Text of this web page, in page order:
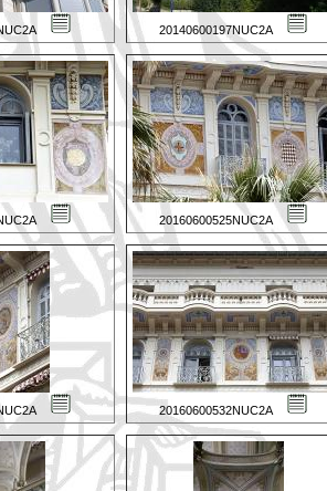
20140600197NUC2A
20160600525NUC2A
20160600532NUC2A